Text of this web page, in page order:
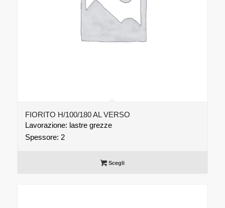
FIORITO H/100/180 AL VERSO
Lavorazione: lastre grezze
Spessore: 2
Scegli